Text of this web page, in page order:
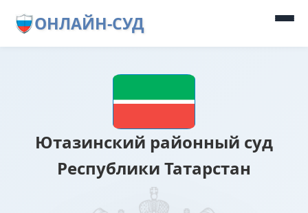
ОНЛАЙН-СУД
Ютазинский районный суд
Республики Татарстан